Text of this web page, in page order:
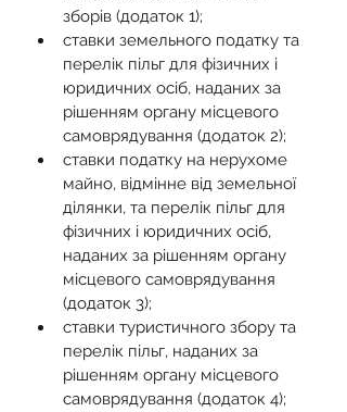
зборів (додаток 1);
ставки земельного податку та
перелік пільг для фізичних і
юридичних осіб, наданих за
рішенням органу місцевого
самоврядування (додаток 2);
ставки податку на нерухоме
майно, відмінне від земельної
ділянки, та перелік пільг для
фізичних і юридичних осіб,
наданих за рішенням органу
місцевого самоврядування
(додаток 3);
ставки туристичного збору та
перелік пільг, наданих за
рішенням органу місцевого
самоврядування (додаток 4);